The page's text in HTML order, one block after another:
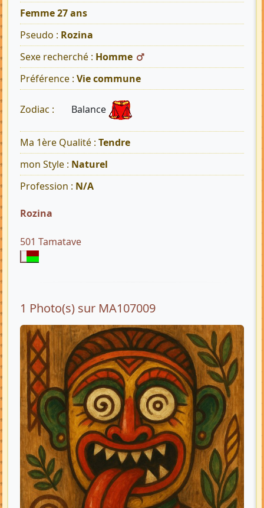
Femme 27 ans
Pseudo : Rozina
Sexe recherché : Homme
Préférence : Vie commune
Zodiac : Balance
Ma 1ère Qualité : Tendre
mon Style : Naturel
Profession : N/A
Rozina
501 Tamatave
1 Photo(s) sur MA107009